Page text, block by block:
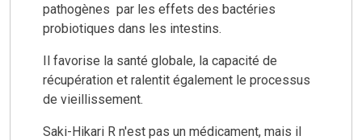
pathogènes par les effets des bactéries
probiotiques dans les intestins.
Il favorise la santé globale, la capacité de
récupération et ralentit également le processus
de vieillissement.
Saki-Hikari R n'est pas un médicament, mais il